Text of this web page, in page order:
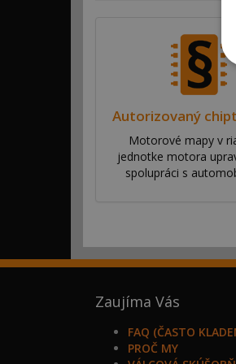
Autorizovaný
Motorové mapy v
jednotke motora
spolupráci s
Zaujíma Vás
FAQ (ČASTO
PROČ MY